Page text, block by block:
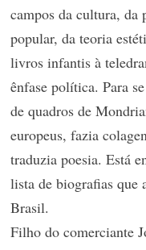
campos da cultura, da
popular, da teoria
livros infantis à
ênfase política. Para
de quadros de
europeus, fazia
traduzia poesia. Está
lista de biografias que
Brasil.
Filho do comerciante